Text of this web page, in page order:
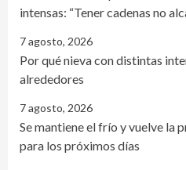
intensas: “Tener cadenas no
7 agosto, 2026
Por qué nieva con distintas
alrededores
7 agosto, 2026
Se mantiene el frío y vuelve la
para los próximos días